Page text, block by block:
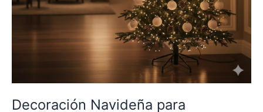
Decoración Navideña para
premium.